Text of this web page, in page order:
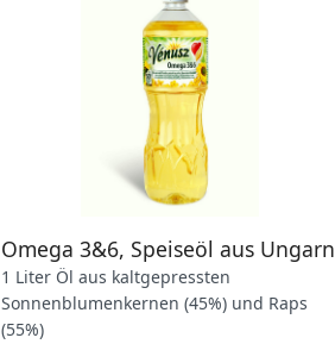
Omega 3&6, Speiseöl aus Ungarn
1 Liter Öl aus kaltgepressten
Sonnenblumenkernen (45%) und Raps
(55%)